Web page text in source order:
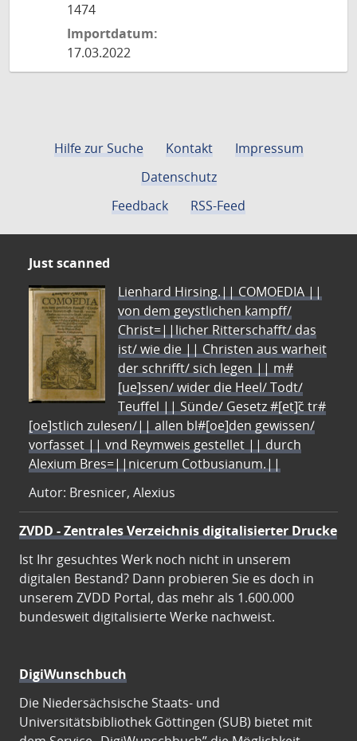
1474
Importdatum:
17.03.2022
Hilfe zur Suche Kontakt
Impressum
Datenschutz
Feedback
RSS-Feed
Just scanned
Lienhard Hirsing.|| COMOEDIA ||
von dem geystlichen kampff/
Christ=||licher Ritterschafft/ das
ist/ wie die || Christen aus warheit
der schrifft/ sich legen || m#
[ue]ssen/ wider die Heel/ Todt/
Teuffel || Sünde/ Gesetz #[et]c̃ tr#
[oe]stlich zulesen/|| allen bl#[oe]den gewissen/
vorfasset || vnd Reymweis gestellet || durch
Alexium Bres=||nicerum Cotbusianum.||
Autor: Bresnicer, Alexius
ZVDD - Zentrales Verzeichnis digitalisierter Drucke
Ist Ihr gesuchtes Werk noch nicht in unserem
digitalen Bestand? Dann probieren Sie es doch in
unserem ZVDD Portal, das mehr als 1.600.000
bundesweit digitalisierte Werke nachweist.
DigiWunschbuch
Die Niedersächsische Staats- und
Universitätsbibliothek Göttingen (SUB) bietet mit